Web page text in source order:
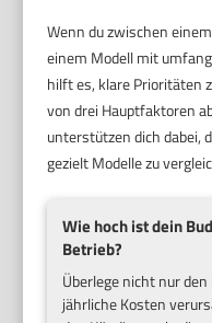
Wenn du zwischen
einem Modell mit
hilft es, klare Prioritäten
von drei Hauptfaktoren
unterstützen dich dabei,
gezielt Modelle zu
Wie hoch ist dein
Betrieb?
Überlege nicht nur
jährliche Kosten